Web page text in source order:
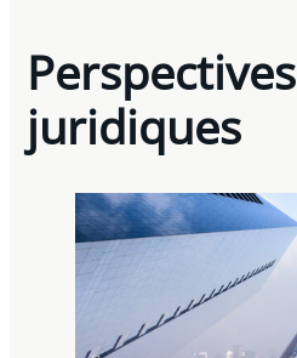
Perspectives
juridiques